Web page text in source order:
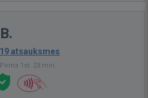
19 atsauksmes
1st. 23 min.